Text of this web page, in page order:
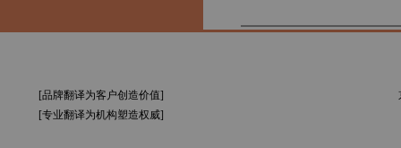
[品牌翻译为客户创造价值]
[专业翻译为机构塑造权威]